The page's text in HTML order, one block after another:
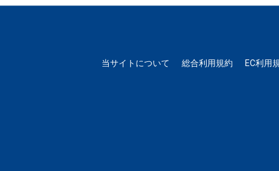
当サイトについて 総合利用規約 EC利用